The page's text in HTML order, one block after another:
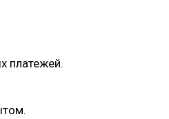
платежей.